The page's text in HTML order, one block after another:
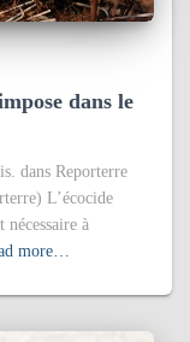
dans le
dans Reporterre
L’écocide
à
more…